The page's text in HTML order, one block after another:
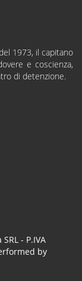
1973, il capitano
e coscienza,
di detenzione.
- P.IVA
by